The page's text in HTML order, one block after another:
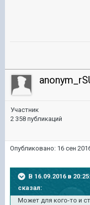
Участник
2 358 публикаций
Опубликовано: 16 сен
В 16.09.2016 в
сказал:
Может для кого-то и